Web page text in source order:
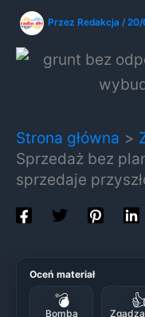
Przez Redakcja /20/
Strona główna
Sprzedaż bez
sprzedaje
Oceń materiał
💣
Bomba